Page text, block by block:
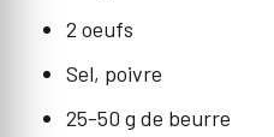
2 oeufs
Sel, poivre
25-50 g de beurre